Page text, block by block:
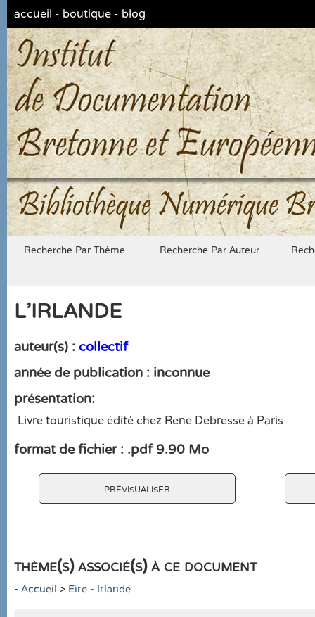
accueil - boutique - blog
Bibliothèque Numérique
Recherche Par Thème Recherche Par Auteur
L'IRLANDE
auteur(s) : collectif
année de publication : inconnue
présentation:
Livre touristique édité chez Rene Debresse à Paris
format de fichier : .pdf 9.90 Mo
prévisualiser
thème(s) associé(s) à ce document
- Accueil > Eire - Irlande